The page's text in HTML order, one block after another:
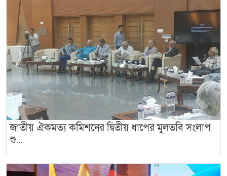
জাতীয় ঐকমত্য কমিশনের দ্বিতীয় ধাপের মুলতবি সংলাপ
শু...